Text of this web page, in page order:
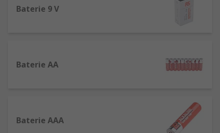
czy Panasonic, a także baterie sprzedawane pod
Baterie 9 V
Baterie AA
Baterie AAA